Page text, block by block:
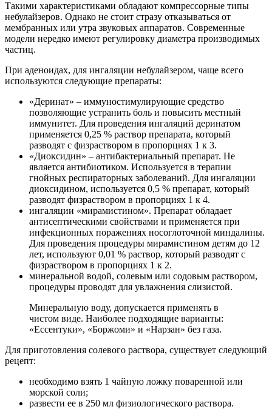
Такими характеристиками обладают компрессорные типы
небулайзеров. Однако не стоит стразу отказываться от
мембранных или утра звуковых аппаратов. Современные
модели нередко имеют регулировку диаметра производимых
частиц.
При аденоидах, для ингаляции небулайзером, чаще всего
используются следующие препараты:
«Деринат» – иммуностимулирующие средство
позволяющие устранить боль и повысить местный
иммунитет. Для проведения ингаляций деринатом
применяется 0,25 % раствор препарата, который
разводят с физраствором в пропорциях 1 к 3.
«Диоксидин» – антибактериальный препарат. Не
является антибиотиком. Используется в терапии
гнойных респираторных заболеваний. Для ингаляции
диоксидином, используется 0,5 % препарат, который
разводят физраствором в пропорциях 1 к 4.
ингаляции «мирамистином». Препарат обладает
антисептическими свойствами и применяется при
инфекционных поражениях носоглоточной миндалины.
Для проведения процедуры мирамистином детям до 12
лет, используют 0,01 % раствор, который разводят с
физраствором в пропорциях 1 к 2.
минеральной водой, солевым или содовым раствором,
процедуры проводят для увлажнения слизистой.
Минеральную воду, допускается применять в
чистом виде. Наиболее подходящие варианты:
«Ессентуки», «Боржоми» и «Нарзан» без газа.
Для приготовления солевого раствора, существует следующий
рецепт:
необходимо взять 1 чайную ложку поваренной или
морской соли;
развести ее в 250 мл физиологического раствора.